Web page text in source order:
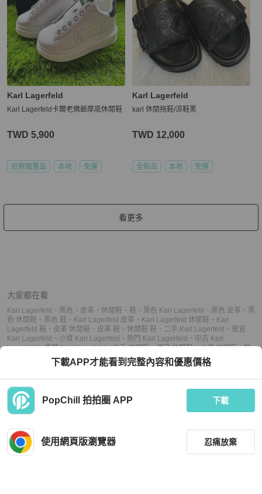
Karl Lagerfeld
Karl Lagerfeld卡爾老佛爺厚底休閒鞋
TWD 5,900
近新閒置品 本地 免運
Karl Lagerfeld
karl 休閒拖鞋/涼鞋黑
TWD 12,000
全新品 本地 免運
看更多
大家都在看
Karl Lagerfeld 、 黑色 、 皮革 、 休閒鞋 、 鞋 、 黑色 Karl Lagerfeld 、 黑色 皮革 、 黑
色 休閒鞋 、 黑色 鞋 、 Karl Lagerfeld 皮革 、 Karl Lagerfeld 休閒鞋 、 Karl
Lagerfeld 鞋 、 皮革 休閒鞋 、 皮革 鞋 、 休閒鞋 鞋 、 二手 Karl Lagerfeld 、 便宜
Karl Lagerfeld 、 小資 Karl Lagerfeld 、 熱門 Karl Lagerfeld 、 中古 Karl
Lagerfeld、推薦 Karl Lagerfeld、二手 休閒鞋、便宜 休閒鞋、小資 休閒鞋、熱
中古 休閒鞋、推薦 休閒鞋、二手 鞋 、便宜 鞋、小資 鞋
推薦 鞋下載APP才能看到完整內容和優惠價格
PopChill 拍拍圈 APP 下載
使用網頁版瀏覽器 忍痛放棄